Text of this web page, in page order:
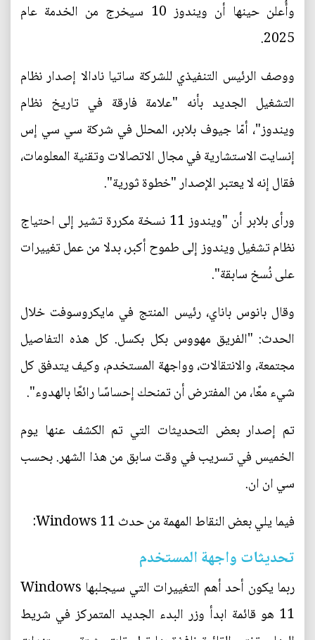
وأُعلن حينها أن ويندوز 10 سيخرج من الخدمة عام
2025.
ووصف الرئيس التنفيذي للشركة ساتيا نادالا إصدار نظام
التشغيل الجديد بأنه "علامة فارقة في تاريخ نظام
ويندوز"، أمّا جيوف بلابر، المحلل في شركة سي سي إس
إنسايت الاستشارية في مجال الاتصالات وتقنية المعلومات،
فقال إنه لا يعتبر الإصدار "خطوة ثورية".
ورأى بلابر أن "ويندوز 11 نسخة مكررة تشير إلى احتياج
نظام تشغيل ويندوز إلى طموح أكبر، بدلا من عمل تغييرات
على نُسخ سابقة".
وقال بانوس باناي، رئيس المنتج في مايكروسوفت خلال
الحدث: "الفريق مهووس بكل بكسل. كل هذه التفاصيل
مجتمعة، والانتقالات، وواجهة المستخدم، وكيف يتدفق كل
شيء معًا، من المفترض أن تمنحك إحساسًا رائعًا بالهدوء".
تم إصدار بعض التحديثات التي تم الكشف عنها يوم
الخميس في تسريب في وقت سابق من هذا الشهر. بحسب
سي ان ان.
فيما يلي بعض النقاط المهمة من حدث Windows 11:
تحديثات واجهة المستخدم
ربما يكون أحد أهم التغييرات التي سيجلبها Windows
11 هو قائمة ابدأ وزر البدء الجديد المتمركز في شريط